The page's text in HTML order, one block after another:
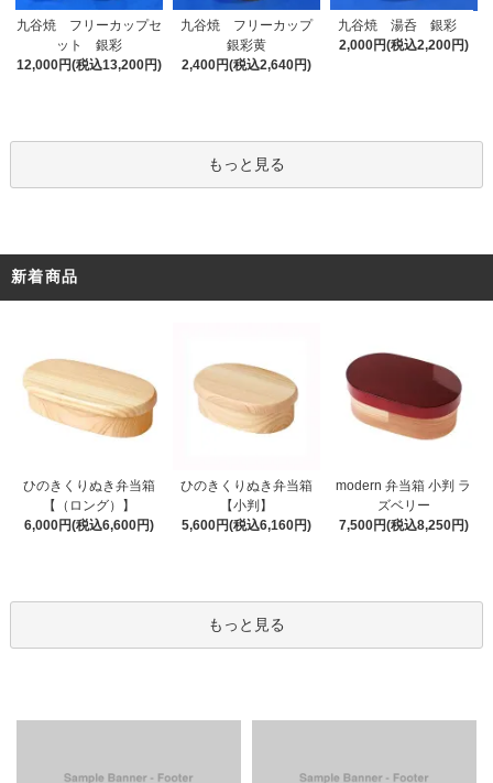
九谷焼 フリーカップセ
ット 銀彩
12,000円(税込13,200円)
九谷焼 フリーカップ
銀彩黄
2,400円(税込2,640円)
九谷焼 湯呑 銀彩
2,000円(税込2,200円)
もっと見る
新着商品
ひのきくりぬき弁当箱
【（ロング）】
6,000円(税込6,600円)
ひのきくりぬき弁当箱
【小判】
5,600円(税込6,160円)
modern 弁当箱 小判 ラ
ズベリー
7,500円(税込8,250円)
もっと見る